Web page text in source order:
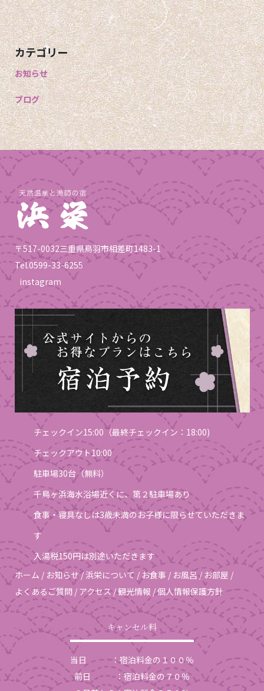
カテゴリー
お知らせ
ブログ
〒517-0032三重県鳥羽市相差町1483-1
Tel.0599-33-6255
instagram
チェックイン15:00（最終チェックイン：18:00)
チェックアウト10:00
駐車場30台（無料）
千鳥ヶ浜海水浴場近くに、第２駐車場あり
食事・寝具なしは3歳未満のお子様に限らせていただきま
す
入湯税150円は別途いただきます
ホーム / お知らせ/浜栄について / お食事 / お風呂/ お部屋 /
よくあるご質問/ アクセス/観光情報 /個人情報保護方針
キャンセル料
当日 ：宿泊料金の１００％
前日 ：宿泊料金の７０％